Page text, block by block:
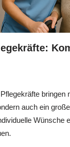
bringen
auch ein
Wünsche